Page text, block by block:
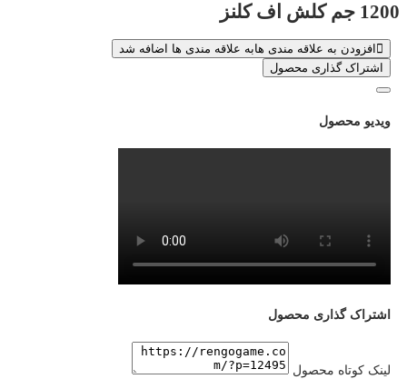
1200 جم کلش اف کلنز
افزودن به علاقه مندی هابه علاقه مندی ها اضافه شد
اشتراک گذاری محصول
ویدیو محصول
اشتراک گذاری محصول
لینک کوتاه محصول